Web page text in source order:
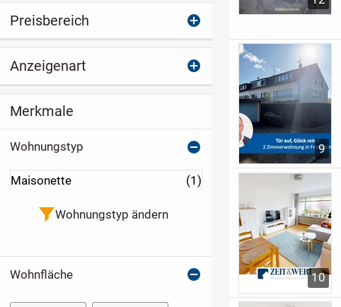
9
10
Preisbereich
Anzeigenart
Merkmale
Wohnungstyp
Maisonette (1)
Wohnungstyp ändern
Wohnfläche